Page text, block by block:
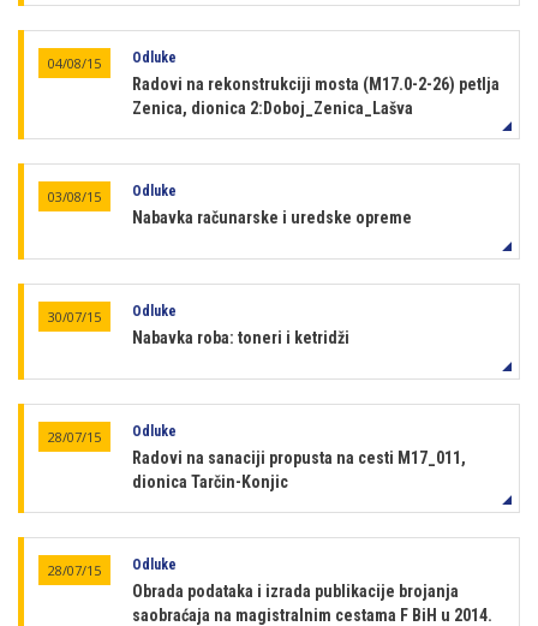
04/08/15 Odluke
Radovi na rekonstrukciji mosta (M17.0-2-26) petlja
Zenica, dionica 2:Doboj_Zenica_Lašva
03/08/15 Odluke
Nabavka računarske i uredske opreme
30/07/15 Odluke
Nabavka roba: toneri i ketridži
28/07/15 Odluke
Radovi na sanaciji propusta na cesti M17_011,
dionica Tarčin-Konjic
28/07/15 Odluke
Obrada podataka i izrada publikacije brojanja
saobraćaja na magistralnim cestama F BiH u 2014.